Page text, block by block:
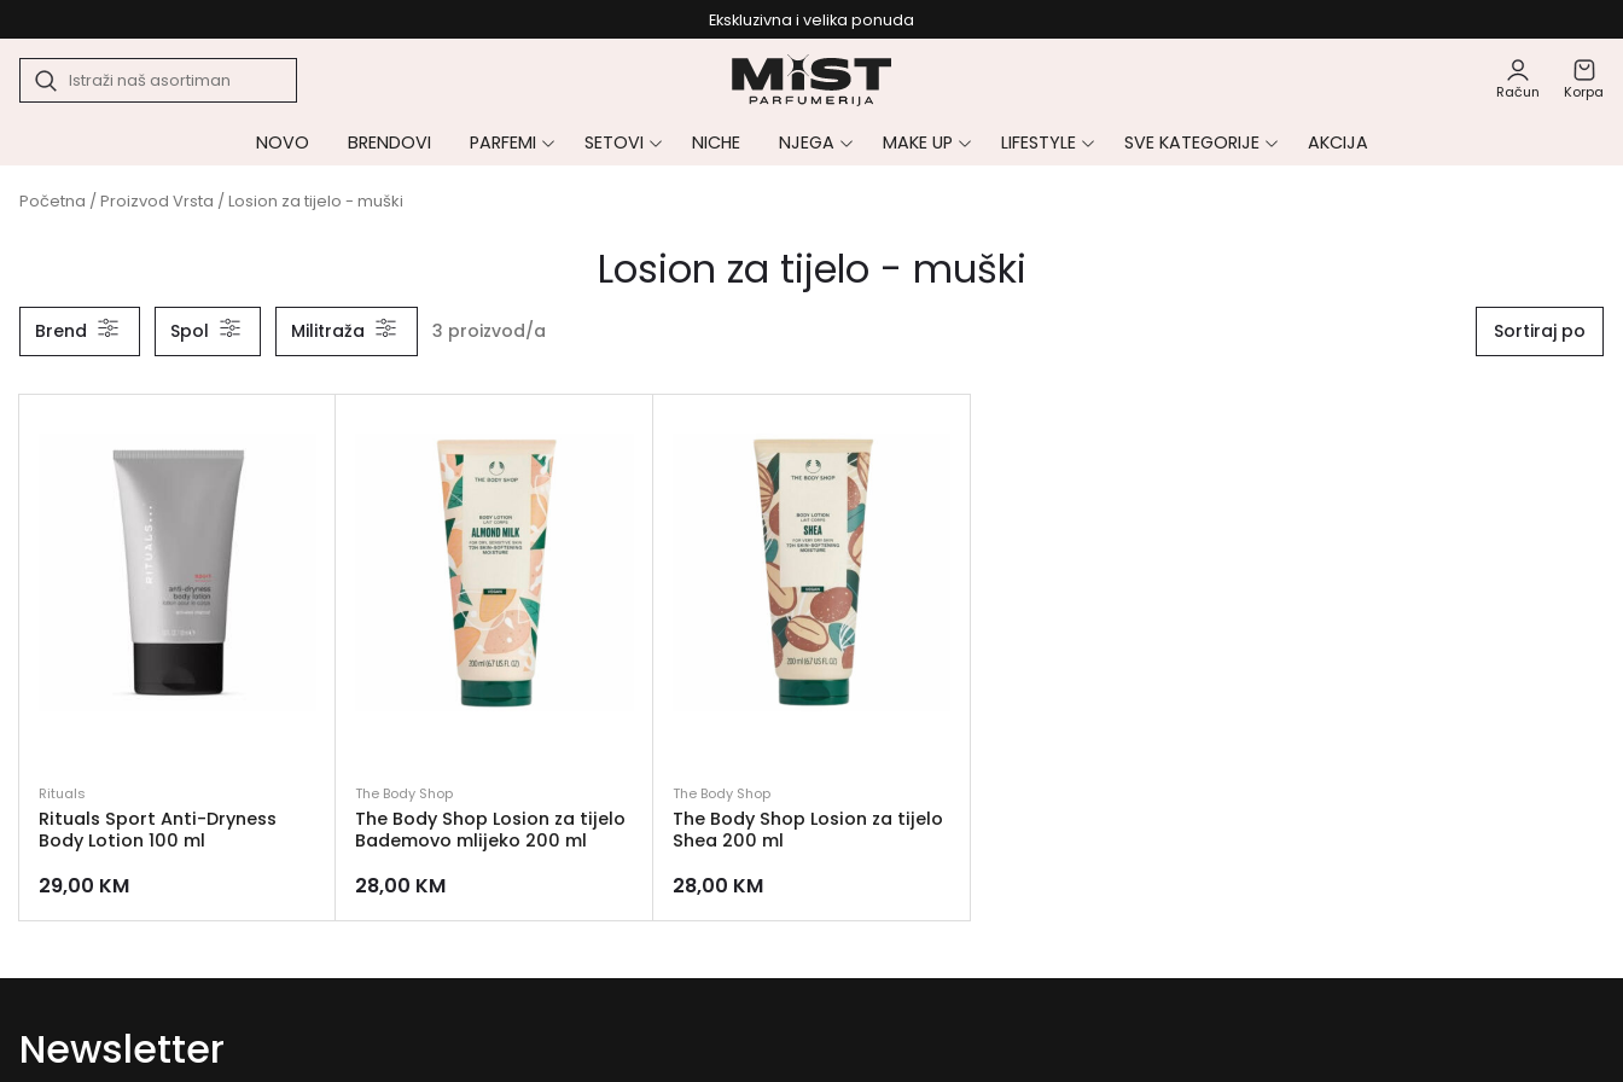
Ekskluzivna i velika ponuda
Račun Korpa
NOVO BRENDOVI PARFEMI SETOVI NICHE NJEGA MAKE UP LIFESTYLE SVE KATEGORIJE AKCIJA
Početna / Proizvod Vrsta / Losion za tijelo - muški
Losion za tijelo - muški
Brend Spol Militraža 3 proizvod/a Sortiraj po
Rituals
Rituals Sport Anti-Dryness
Body Lotion 100 ml
29,00 KM
The Body Shop
The Body Shop Losion za tijelo
Bademovo mlijeko 200 ml
28,00 KM
The Body Shop
The Body Shop Losion za tijelo
Shea 200 ml
28,00 KM
Newsletter